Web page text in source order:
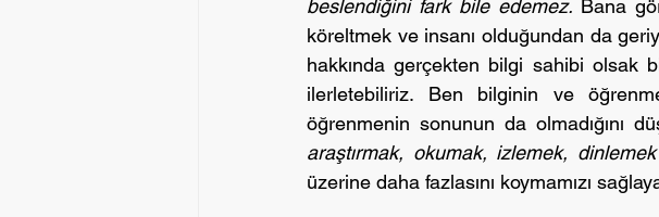
beslendiğini fark bile edemez. Bana
köreltmek ve insanı olduğundan da
hakkında gerçekten bilgi sahibi olsak
ilerletebiliriz. Ben bilginin ve
araştırmak, okumak, izlemek,
üzerine daha fazlasını koymamızı